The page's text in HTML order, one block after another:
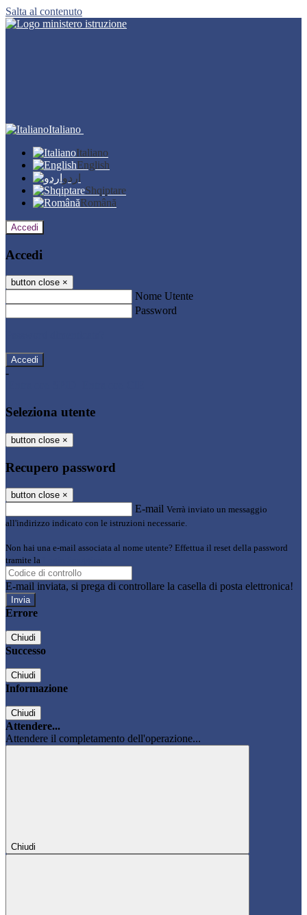
Salta al contenuto
Italiano
Italiano
English
اردو
Shqiptare
Română
Accedi
Accedi
button close ×
Nome Utente
Password
-
Seleziona utente
button close ×
Recupero password
button close ×
E-mail Verrà inviato un messaggio
all'indirizzo indicato con le istruzioni necessarie.
Non hai una e-mail associata al nome utente? Effettua il reset della password
tramite la
E-mail inviata, si prega di controllare la casella di posta elettronica!
Errore
Chiudi
Successo
Chiudi
Informazione
Chiudi
Attendere...
Attendere il completamento dell'operazione...
Chiudi